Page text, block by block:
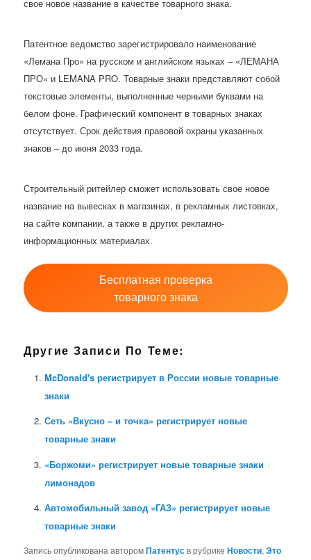
свое новое название в качестве товарного знака.
Патентное ведомство зарегистрировало наименование
«Лемана Про» на русском и английском языках – «ЛЕМАНА
ПРО» и LEMANA PRO. Товарные знаки представляют собой
текстовые элементы, выполненные черными буквами на
белом фоне. Графический компонент в товарных знаках
отсутствует. Срок действия правовой охраны указанных
знаков – до июня 2033 года.
Строительный ритейлер сможет использовать свое новое
название на вывесках в магазинах, в рекламных листовках,
на сайте компании, а также в других рекламно-
информационных материалах.
Бесплатная проверка
товарного знака
Другие Записи По Теме:
McDonald's регистрирует в России новые товарные
знаки
Сеть «Вкусно – и точка» регистрирует новые
товарные знаки
«Боржоми» регистрирует новые товарные знаки
лимонадов
Автомобильный завод «ГАЗ» регистрирует новые
товарные знаки
Запись опубликована авторомПатентусв рубрикеНовости,Это